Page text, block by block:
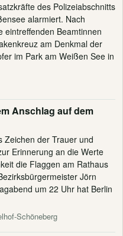
des Polizeiabschnitts
alarmiert. Nach
eintreffenden Beamtinnen
am Denkmal der
im Park am Weißen See in
Anschlag auf dem
Zeichen der Trauer und
Erinnerung an die Werte
die Flaggen am Rathaus
Jörn
um 22 Uhr hat Berlin
Schöneberg